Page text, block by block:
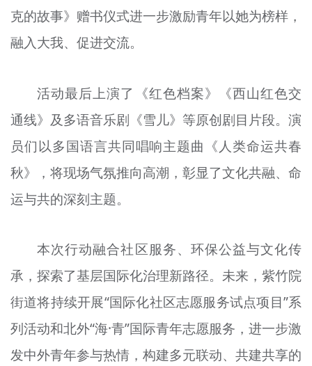
克的故事》赠书仪式进一步激励青年以她为榜样，
融入大我、促进交流。
活动最后上演了《红色档案》《西山红色交
通线》及多语音乐剧《雪儿》等原创剧目片段。演
员们以多国语言共同唱响主题曲《人类命运共春
秋》，将现场气氛推向高潮，彰显了文化共融、命
运与共的深刻主题。
本次行动融合社区服务、环保公益与文化传
承，探索了基层国际化治理新路径。未来，紫竹院
街道将持续开展“国际化社区志愿服务试点项目”系
列活动和北外“海·青”国际青年志愿服务，进一步激
发中外青年参与热情，构建多元联动、共建共享的